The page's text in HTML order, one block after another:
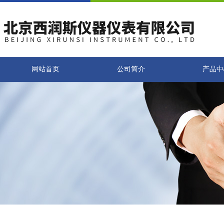
网站首页 公司简介 产品